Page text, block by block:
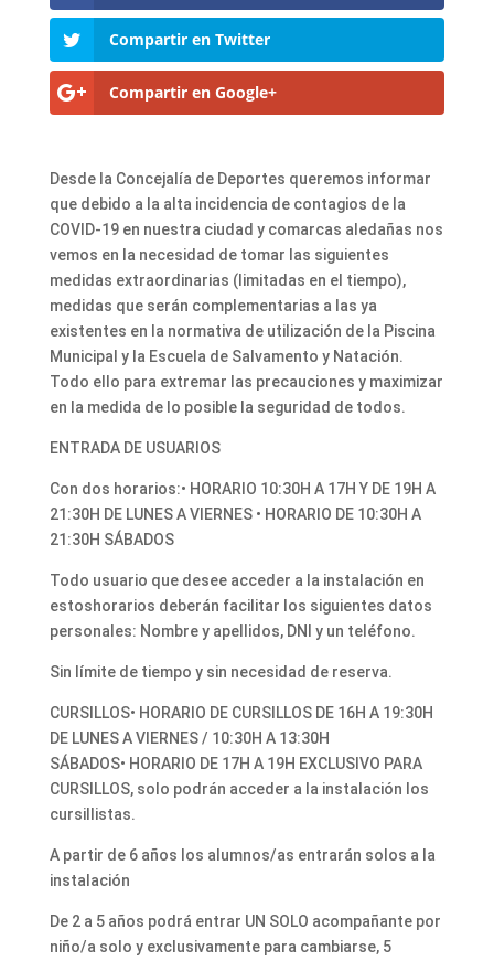
Compartir en Twitter
Compartir en Google+
Desde la Concejalía de Deportes queremos informar
que debido a la alta incidencia de contagios de la
COVID-19 en nuestra ciudad y comarcas aledañas nos
vemos en la necesidad de tomar las siguientes
medidas extraordinarias (limitadas en el tiempo),
medidas que serán complementarias a las ya
existentes en la normativa de utilización de la Piscina
Municipal y la Escuela de Salvamento y Natación.
Todo ello para extremar las precauciones y maximizar
en la medida de lo posible la seguridad de todos.
ENTRADA DE USUARIOS
Con dos horarios:• HORARIO 10:30H A 17H Y DE 19H A
21:30H DE LUNES A VIERNES • HORARIO DE 10:30H A
21:30H SÁBADOS
Todo usuario que desee acceder a la instalación en
estoshorarios deberán facilitar los siguientes datos
personales: Nombre y apellidos, DNI y un teléfono.
Sin límite de tiempo y sin necesidad de reserva.
CURSILLOS• HORARIO DE CURSILLOS DE 16H A 19:30H
DE LUNES A VIERNES / 10:30H A 13:30H
SÁBADOS• HORARIO DE 17H A 19H EXCLUSIVO PARA
CURSILLOS, solo podrán acceder a la instalación los
cursillistas.
A partir de 6 años los alumnos/as entrarán solos a la
instalación
De 2 a 5 años podrá entrar UN SOLO acompañante por
niño/a solo y exclusivamente para cambiarse, 5